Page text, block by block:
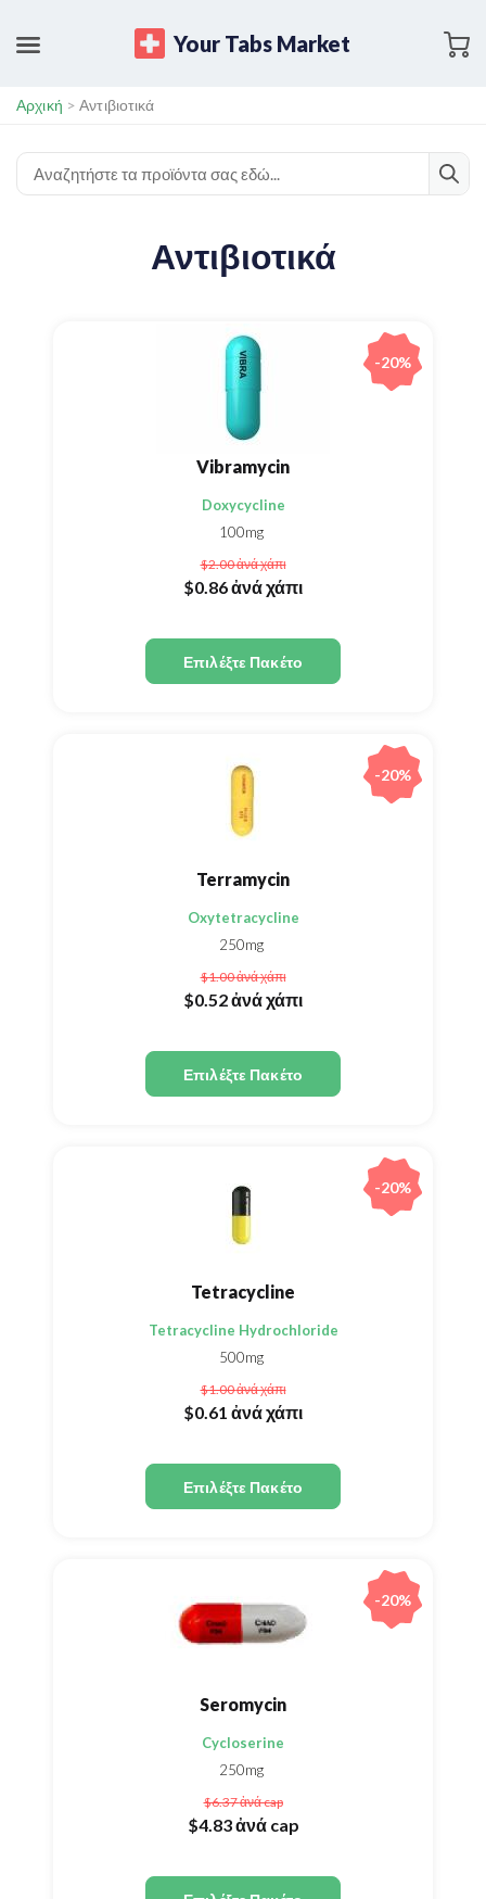
Your Tabs Market
Αρχική >Αντιβιοτικά
Αντιβιοτικά
Vibramycin
Doxycycline
100mg
$2.00ἀνά χάπι
$0.86ἀνά χάπι
Επιλέξτε Πακέτο
-20%
Terramycin
Oxytetracycline
250mg
$1.00ἀνά χάπι
$0.52ἀνά χάπι
Επιλέξτε Πακέτο
-20%
Tetracycline
Tetracycline Hydrochloride
500mg
$1.00ἀνά χάπι
$0.61 ἀνά χάπι
Επιλέξτε Πακέτο
-20%
Seromycin
Cycloserine
250mg
$6.37ἀνά cap
$4.83ἀνά cap
-20%